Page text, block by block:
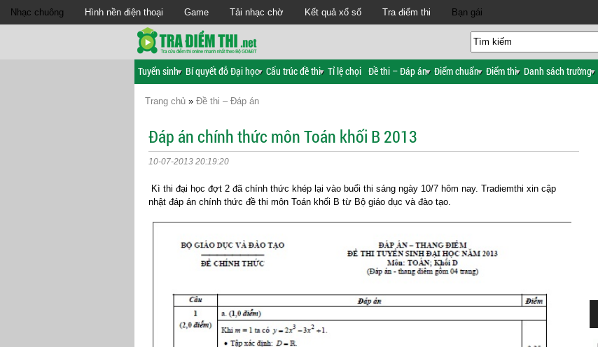
Nhạc chuông Hình nền điện thoại Game Tải nhạc chờ Kết quả xổ số Tra điểm thi Bạn gái
Tuyển sinh Bí quyết đỗ Đại học Cấu trúc đề thi Tỉ lệ chọi Đề thi – Đáp án Điểm chuẩn Điểm thi Danh sách trường
Trang chủ » Đề thi – Đáp án
Đáp án chính thức môn Toán khối B 2013
10-07-2013 20:19:20
Kì thi đại học đợt 2 đã chính thức khép lại vào buổi thi sáng ngày 10/7 hôm nay. Tradiemthi xin cập
nhật đáp án chính thức đề thi môn Toán khối B từ Bộ giáo dục và đào tạo.